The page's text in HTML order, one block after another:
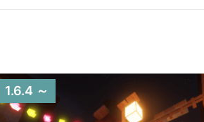
1.6.4 ～